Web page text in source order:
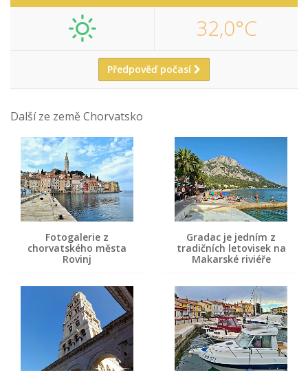
32,0°C
Předpověď počasí
Další ze země Chorvatsko
Fotogalerie z
chorvatského města
Rovinj
Gradac je jedním z
tradičních letovisek na
Makarské riviéře